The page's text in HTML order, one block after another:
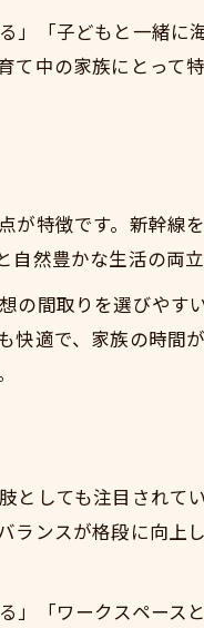
と安心を両立
ポート
住支援体制
から定住まで徹底サ
具体化
」「子どもと一緒
中の家族にとって
特徴です。新幹線
然豊かな生活の両
間取りを選びやす
適で、家族の時間
しても注目されて
ンスが格段に向上
「ワークスペース